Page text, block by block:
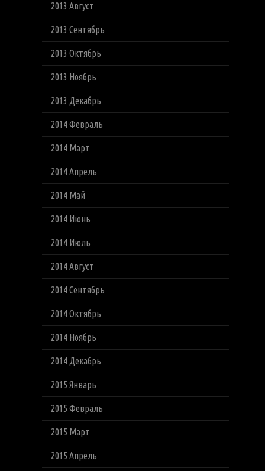
2013 Август
2013 Сентябрь
2013 Октябрь
2013 Ноябрь
2013 Декабрь
2014 Февраль
2014 Март
2014 Апрель
2014 Май
2014 Июнь
2014 Июль
2014 Август
2014 Сентябрь
2014 Октябрь
2014 Ноябрь
2014 Декабрь
2015 Январь
2015 Февраль
2015 Март
2015 Апрель